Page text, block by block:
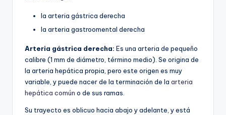
la arteria gástrica derecha
la arteria gastroomental derecha
Arteria gástrica derecha: Es una arteria de pequeño
calibre (1 mm de diámetro, término medio). Se origina de
la arteria hepática propia, pero este origen es muy
variable, y puede nacer de la terminación de la arteria
hepática común o de sus ramas.
Su trayecto es oblicuo hacia abajo y adelante, y está